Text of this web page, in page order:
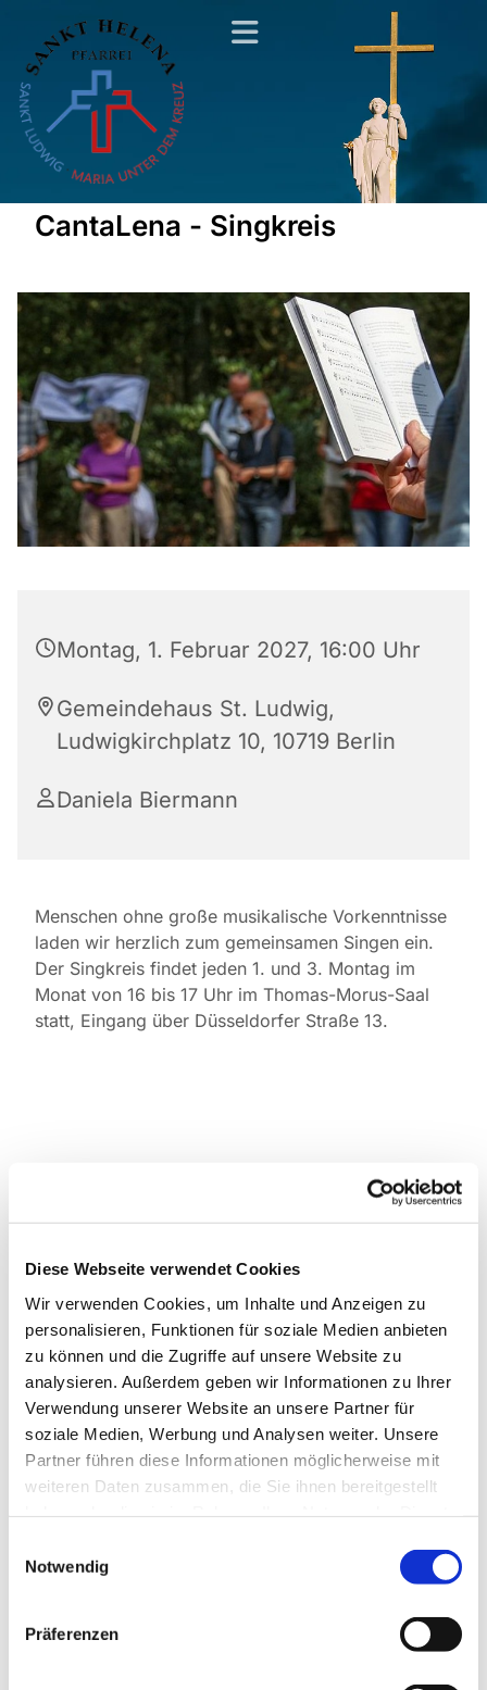
Diese Webseite verwendet Cookies
Wir verwenden Cookies, um Inhalte und Anzeigen zu
personalisieren, Funktionen für soziale Medien anbieten
zu können und die Zugriffe auf unsere Website zu
analysieren. Außerdem geben wir Informationen zu Ihrer
Verwendung unserer Website an unsere Partner für
soziale Medien, Werbung und Analysen weiter. Unsere
Partner führen diese Informationen möglicherweise mit
weiteren Daten zusammen, die Sie ihnen bereitgestellt
Notwendig
Präferenzen
CantaLena - Singkreis
Montag, 1. Februar 2027, 16:00 Uhr
Gemeindehaus St. Ludwig,
Ludwigkirchplatz 10, 10719 Berlin
Daniela Biermann
Menschen ohne große musikalische Vorkenntnisse
laden wir herzlich zum gemeinsamen Singen ein.
Der Singkreis findet jeden 1. und 3. Montag im
Monat von 16 bis 17 Uhr im Thomas-Morus-Saal
statt, Eingang über Düsseldorfer Straße 13.
Dies könnte Sie auch